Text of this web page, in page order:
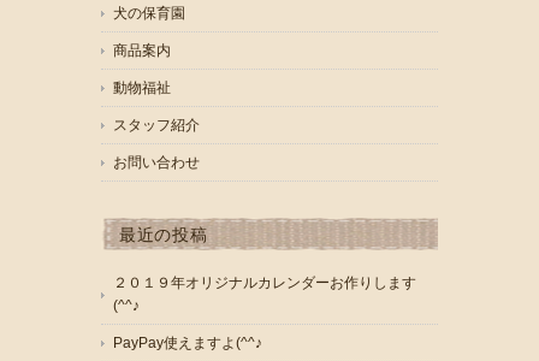
犬の保育園
商品案内
動物福祉
スタッフ紹介
お問い合わせ
最近の投稿
２０１９年オリジナルカレンダーお作りします
(^^♪
PayPay使えますよ(^^♪